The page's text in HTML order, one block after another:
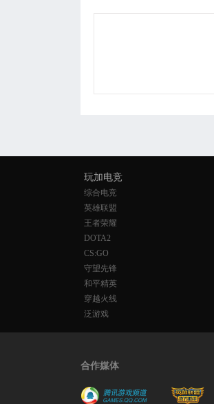
玩加电竞
综合电竞
英雄联盟
王者荣耀
DOTA2
CS:GO
守望先锋
和平精英
穿越火线
泛游戏
合作媒体